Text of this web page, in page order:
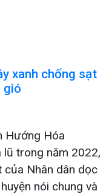
xanh chống sạt
gió
Hướng Hóa
trong năm 2022,
của Nhân dân dọc
nói chung và